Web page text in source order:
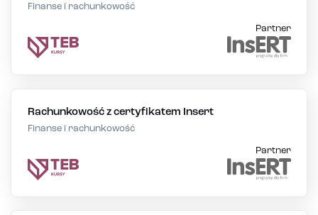
Finanse i rachunkowość
Partner
Rachunkowość z certyfikatem Insert
Finanse i rachunkowość
Partner